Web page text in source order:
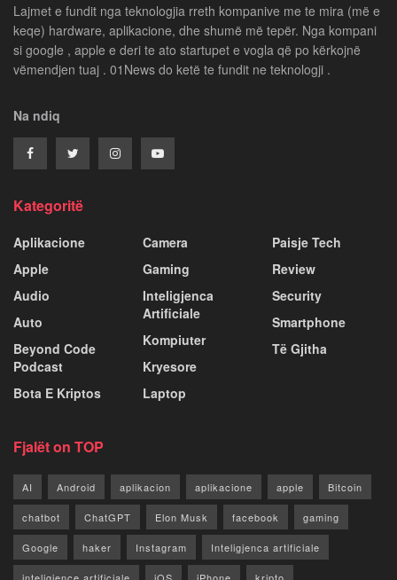
Lajmet e fundit nga teknologjia rreth kompanive me te mira (më e
keqe) hardware, aplikacione, dhe shumë më tepër. Nga kompani
si google , apple e deri te ato startupet e vogla që po kërkojnë
vëmendjen tuaj . 01News do ketë te fundit ne teknologji .
Na ndiq
Kategoritë
Aplikacione
Apple
Audio
Auto
Beyond Code
Podcast
Bota E Kriptos
Camera
Gaming
Inteligjenca
Artificiale
Kompiuter
Kryesore
Laptop
Paisje Tech
Review
Security
Smartphone
Të Gjitha
Fjalët on TOP
AI Android aplikacion aplikacione apple Bitcoin
chatbot ChatGPT Elon Musk facebook gaming
Google haker Instagram Inteligjenca artificiale